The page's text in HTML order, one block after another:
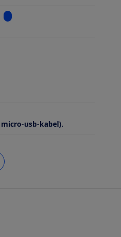
Bekijk informatie voor Beeldhoek
usb-kabel).